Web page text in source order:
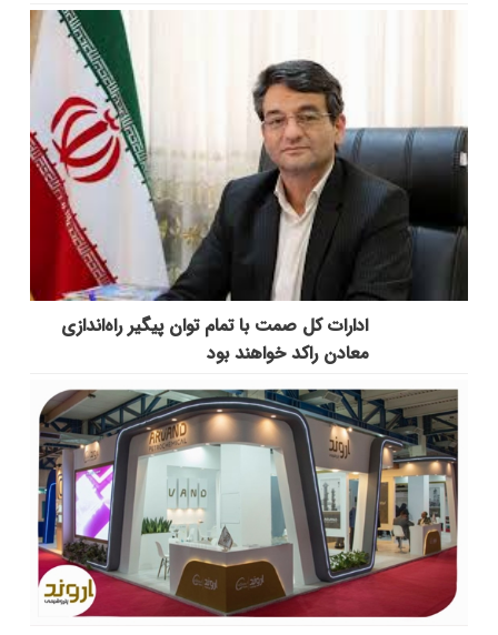
ادارات کل صمت با تمام توان پیگیر راه‌اندازی
معادن راکد خواهند بود